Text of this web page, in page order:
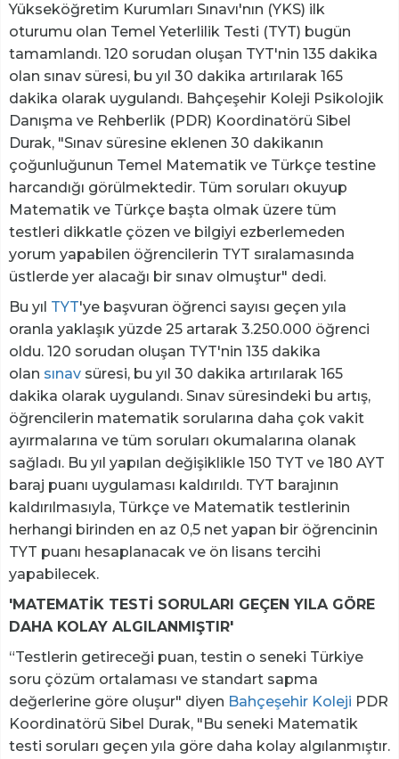
Yükseköğretim Kurumları Sınavı'nın (YKS) ilk
oturumu olan Temel Yeterlilik Testi (TYT) bugün
tamamlandı. 120 sorudan oluşan TYT'nin 135 dakika
olan sınav süresi, bu yıl 30 dakika artırılarak 165
dakika olarak uygulandı. Bahçeşehir Koleji Psikolojik
Danışma ve Rehberlik (PDR) Koordinatörü Sibel
Durak, "Sınav süresine eklenen 30 dakikanın
çoğunluğunun Temel Matematik ve Türkçe testine
harcandığı görülmektedir. Tüm soruları okuyup
Matematik ve Türkçe başta olmak üzere tüm
testleri dikkatle çözen ve bilgiyi ezberlemeden
yorum yapabilen öğrencilerin TYT sıralamasında
üstlerde yer alacağı bir sınav olmuştur" dedi.
Bu yıl TYT'ye başvuran öğrenci sayısı geçen yıla
oranla yaklaşık yüzde 25 artarak 3.250.000 öğrenci
oldu. 120 sorudan oluşan TYT'nin 135 dakika
olan sınav süresi, bu yıl 30 dakika artırılarak 165
dakika olarak uygulandı. Sınav süresindeki bu artış,
öğrencilerin matematik sorularına daha çok vakit
ayırmalarına ve tüm soruları okumalarına olanak
sağladı. Bu yıl yapılan değişiklikle 150 TYT ve 180 AYT
baraj puanı uygulaması kaldırıldı. TYT barajının
kaldırılmasıyla, Türkçe ve Matematik testlerinin
herhangi birinden en az 0,5 net yapan bir öğrencinin
TYT puanı hesaplanacak ve ön lisans tercihi
yapabilecek.
'MATEMATİK TESTİ SORULARI GEÇEN YILA GÖRE
DAHA KOLAY ALGILANMIŞTIR'
“Testlerin getireceği puan, testin o seneki Türkiye
soru çözüm ortalaması ve standart sapma
değerlerine göre oluşur" diyen Bahçeşehir Koleji PDR
Koordinatörü Sibel Durak, "Bu seneki Matematik
testi soruları geçen yıla göre daha kolay algılanmıştır.